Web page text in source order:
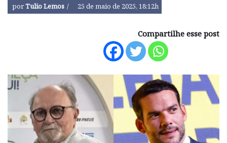
porTulio Lemos 25 de maio de 2025, 18:12h
Compartilhe esse post